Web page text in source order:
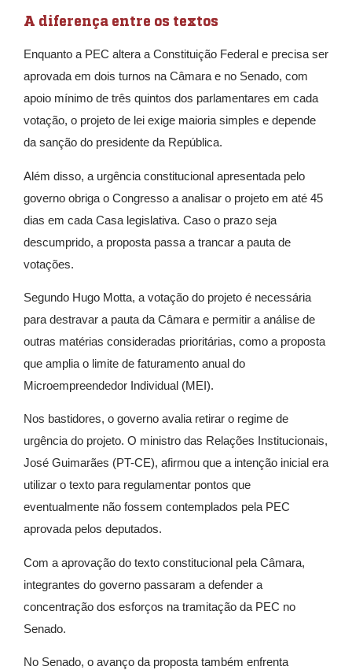
A diferença entre os textos
Enquanto a PEC altera a Constituição Federal e precisa ser
aprovada em dois turnos na Câmara e no Senado, com
apoio mínimo de três quintos dos parlamentares em cada
votação, o projeto de lei exige maioria simples e depende
da sanção do presidente da República.
Além disso, a urgência constitucional apresentada pelo
governo obriga o Congresso a analisar o projeto em até 45
dias em cada Casa legislativa. Caso o prazo seja
descumprido, a proposta passa a trancar a pauta de
votações.
Segundo Hugo Motta, a votação do projeto é necessária
para destravar a pauta da Câmara e permitir a análise de
outras matérias consideradas prioritárias, como a proposta
que amplia o limite de faturamento anual do
Microempreendedor Individual (MEI).
Nos bastidores, o governo avalia retirar o regime de
urgência do projeto. O ministro das Relações Institucionais,
José Guimarães (PT-CE), afirmou que a intenção inicial era
utilizar o texto para regulamentar pontos que
eventualmente não fossem contemplados pela PEC
aprovada pelos deputados.
Com a aprovação do texto constitucional pela Câmara,
integrantes do governo passaram a defender a
concentração dos esforços na tramitação da PEC no
Senado.
No Senado, o avanço da proposta também enfrenta